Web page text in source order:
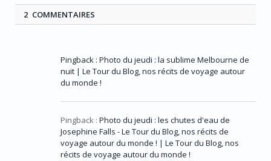
2 COMMENTAIRES
Pingback : Photo du jeudi : la sublime Melbourne de
nuit | Le Tour du Blog, nos récits de voyage autour
du monde !
Pingback : Photo du jeudi : les chutes d'eau de
Josephine Falls - Le Tour du Blog, nos récits de
voyage autour du monde ! | Le Tour du Blog, nos
récits de voyage autour du monde !